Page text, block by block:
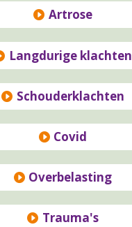
Artrose
Langdurige klachten
Schouderklachten
Covid
Overbelasting
Trauma's